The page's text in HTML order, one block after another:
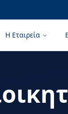
Η Εταιρεία